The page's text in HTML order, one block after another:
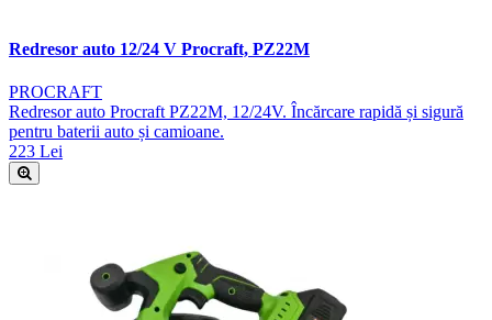
Redresor auto 12/24 V Procraft, PZ22M
PROCRAFT
Redresor auto Procraft PZ22M, 12/24V. Încărcare rapidă și sigură
pentru baterii auto și camioane.
223 Lei